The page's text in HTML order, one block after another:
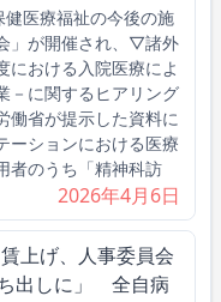
医療福祉の今後の施
」が開催され、▽諸外
における入院医療によ
－に関するヒアリング
省が提示した資料に
ーションにおける医療
者のうち「精神科訪
2026年4月6日
上げ、人事委員会
出しに」 全自病